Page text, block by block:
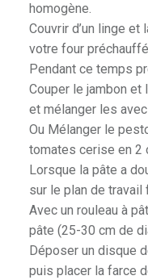
homogène.
Couvrir d’un linge
votre four
Pendant ce temps
Couper le jambon
et mélanger les
Ou Mélanger le
tomates cerise en 2
Lorsque la pâte a
sur le plan de travail
Avec un rouleau à
pâte (25-30 cm de
Déposer un disque
puis placer la farce